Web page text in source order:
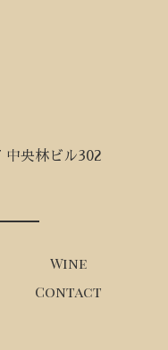
中央林ビル302
Wine
Contact